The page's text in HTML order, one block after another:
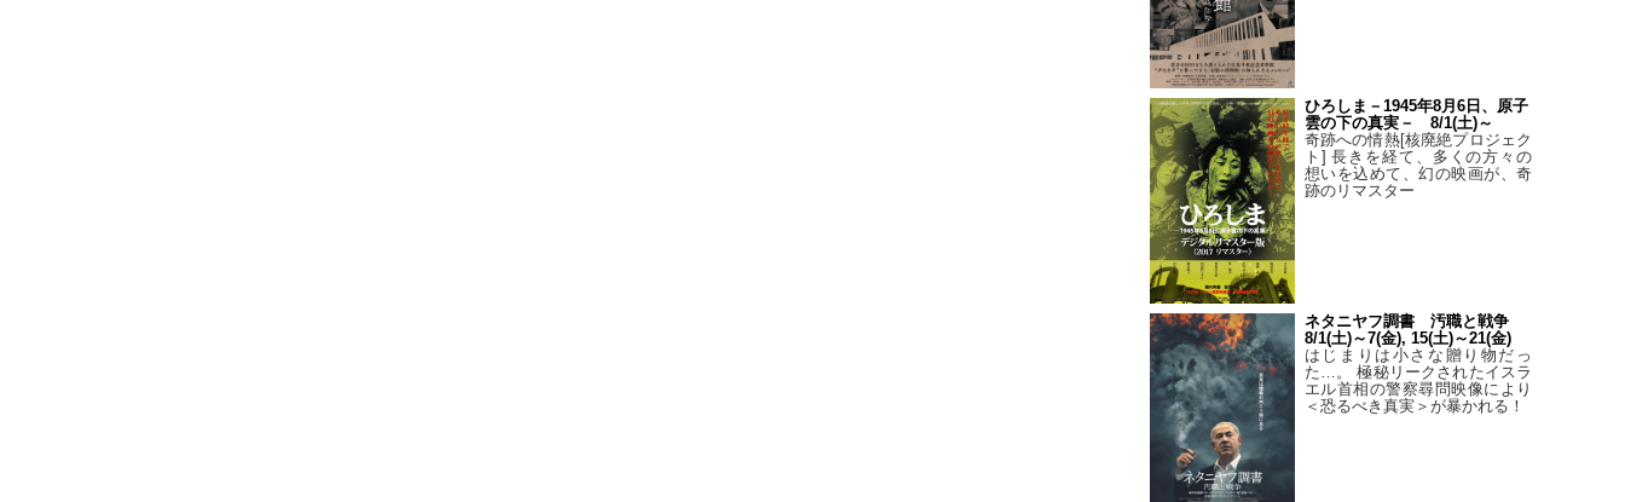
ひろしま－1945年8月6日、原子
雲の下の真実－ 8/1(土)～
奇跡への情熱[核廃絶プロジェク
ト] 長きを経て、多くの方々の
想いを込めて、幻の映画が、奇
跡のリマスター
ネタニヤフ調書 汚職と戦争
8/1(土)～7(金), 15(土)～21(金)
はじまりは小さな贈り物だっ
た…。 極秘リークされたイスラ
エル首相の警察尋問映像により
＜恐るべき真実＞が暴かれる！